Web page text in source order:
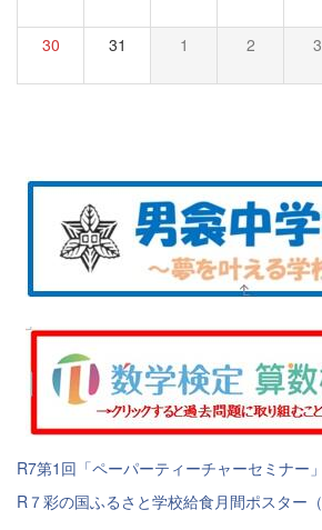
30 31 1 2 3
R7第1回「ペーパーティーチャーセミナー
R７彩の国ふるさと学校給食月間ポスター